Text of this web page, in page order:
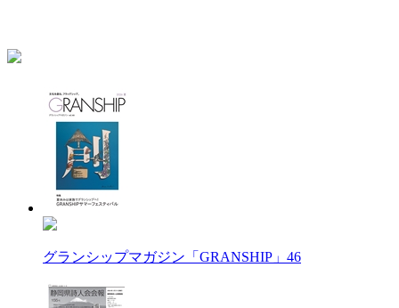
グランシップマガジン「GRANSHIP」46